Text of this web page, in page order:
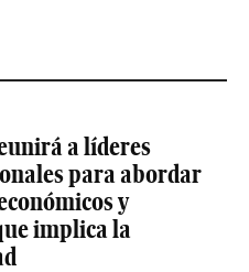
a líderes
para abordar
y
implica la